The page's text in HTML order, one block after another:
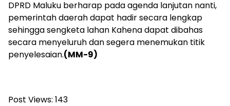
DPRD Maluku berharap pada agenda lanjutan nanti,
pemerintah daerah dapat hadir secara lengkap
sehingga sengketa lahan Kahena dapat dibahas
secara menyeluruh dan segera menemukan titik
penyelesaian.(MM-9)
Post Views: 143